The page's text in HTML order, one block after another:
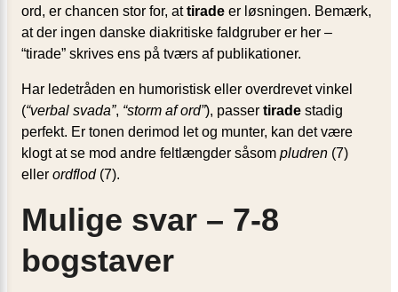
ord, er chancen stor for, attirade er løsningen. Bemærk,
at der ingen danske diakritiske faldgruber er her –
“tirade” skrives ens på tværs af publikationer.
Har ledetråden en humoristisk eller overdrevet vinkel
(“verbal svada”, “storm af ord”), passer tirade stadig
perfekt. Er tonen derimod let og munter, kan det være
klogt at se mod andre feltlængder såsom pludren (7)
eller ordflod (7).
Mulige svar – 7-8
bogstaver